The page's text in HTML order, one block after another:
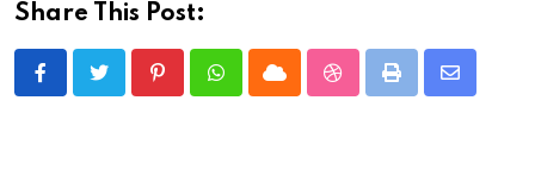
Share This Post:
PinterestWhatsappCloud StumbleUpon
Print
Share